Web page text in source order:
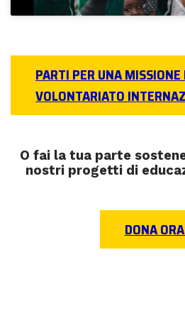
PARTI PER UNA MISSIONE
VOLONTARIATO
O fai la tua parte
nostri progetti di
DONA